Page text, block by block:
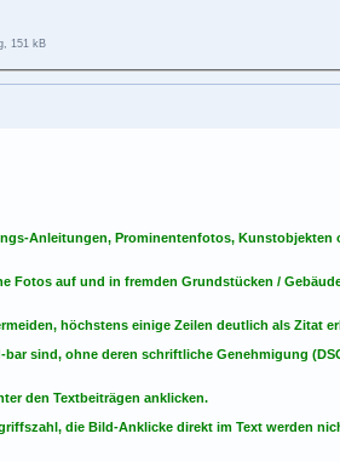
151 kB
Anleitungen, Prominentenfotos,
Fotos auf und in fremden Grundstücken /
höchstens einige Zeilen deutlich als Zitat
sind, ohne deren schriftliche Genehmigung
den Textbeiträgen anklicken.
die Bild-Anklicke direkt im Text werden